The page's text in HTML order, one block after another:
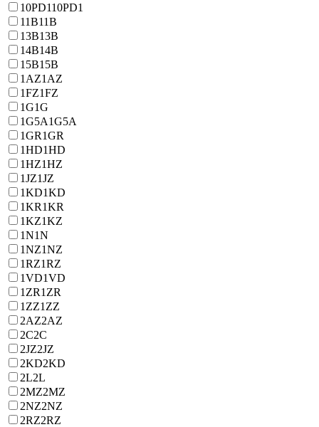
10PD110PD1
11B11B
13B13B
14B14B
15B15B
1AZ1AZ
1FZ1FZ
1G1G
1G5A1G5A
1GR1GR
1HD1HD
1HZ1HZ
1JZ1JZ
1KD1KD
1KR1KR
1KZ1KZ
1N1N
1NZ1NZ
1RZ1RZ
1VD1VD
1ZR1ZR
1ZZ1ZZ
2AZ2AZ
2C2C
2JZ2JZ
2KD2KD
2L2L
2MZ2MZ
2NZ2NZ
2RZ2RZ